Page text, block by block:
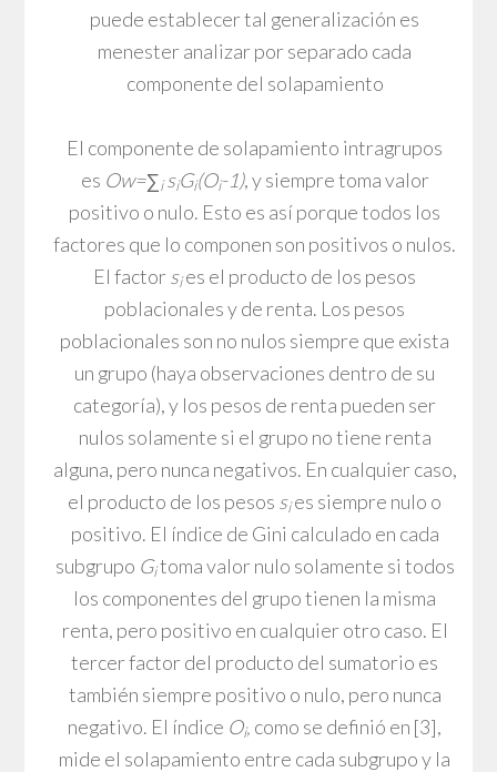
puede establecer tal generalización es
menester analizar por separado cada
componente del solapamiento
El componente de solapamiento intragrupos
es Ow=∑isiGi(Oi-1), y siempre toma valor
positivo o nulo. Esto es así porque todos los
factores que lo componen son positivos o nulos.
El factorsi es el producto de los pesos
poblacionales y de renta. Los pesos
poblacionales son no nulos siempre que exista
un grupo (haya observaciones dentro de su
categoría), y los pesos de renta pueden ser
nulos solamente si el grupo no tiene renta
alguna, pero nunca negativos. En cualquier caso,
el producto de los pesos si es siempre nulo o
positivo. El índice de Gini calculado en cada
subgrupo Gi toma valor nulo solamente si todos
los componentes del grupo tienen la misma
renta, pero positivo en cualquier otro caso. El
tercer factor del producto del sumatorio es
también siempre positivo o nulo, pero nunca
negativo. El índice Oi, como se definió en [3],
mide el solapamiento entre cada subgrupo y la